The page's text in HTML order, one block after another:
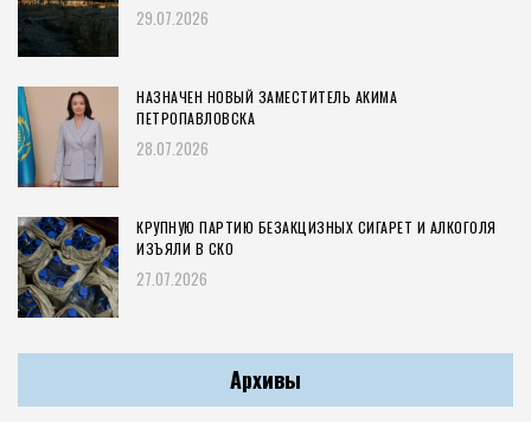
29.07.2026
НАЗНАЧЕН НОВЫЙ ЗАМЕСТИТЕЛЬ АКИМА
ПЕТРОПАВЛОВСКА
28.07.2026
КРУПНУЮ ПАРТИЮ БЕЗАКЦИЗНЫХ СИГАРЕТ И АЛКОГОЛЯ
ИЗЪЯЛИ В СКО
27.07.2026
Архивы